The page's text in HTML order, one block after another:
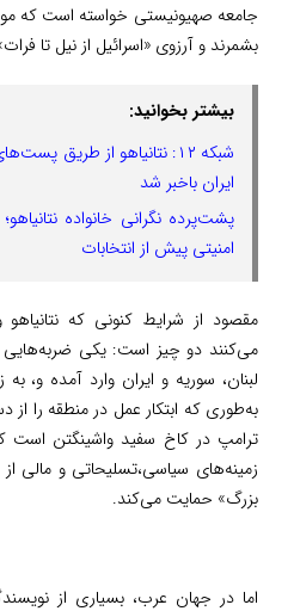
جامعه صهیونیستی خواسته است که
بشمرند و آرزوی «اسرائیل از نیل تا
بیشتر بخوانید:
شبکه ۱۲: نتانیاهو از طریق
ایران باخبر شد
پشت‌پرده نگرانی خانواده
امنیتی پیش از انتخابات
مقصود از شرایط کنونی که
می‌کنند دو چیز است: یکی ضربه‌هایی
لبنان، سوریه و ایران وارد آمده و،
به‌طوری که ابتکار عمل در منطقه را
ترامپ در کاخ سفید واشینگتن است
زمینه‌های سیاسی،تسلیحاتی و مالی از
بزرگ» حمایت می‌کند.
اما در جهان عرب، بسیاری از